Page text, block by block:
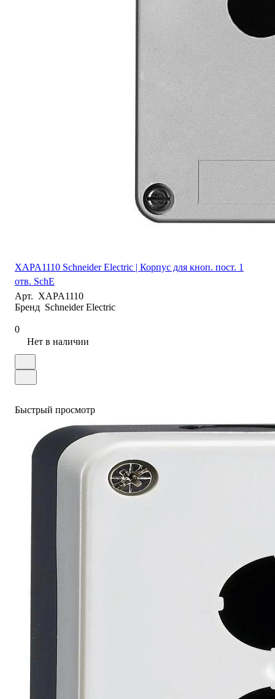
XAPA1110 Schneider Electric | Корпус для кноп. пост. 1
отв. SchE
Арт. XAPA1110
Бренд Schneider Electric
0
Нет в наличии
Быстрый просмотр